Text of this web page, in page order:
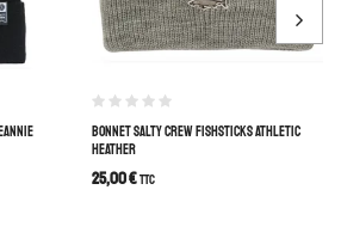
BONNET SALTY CREW FISHSTICKS ATHLETIC
HEATHER
25,00€TTC